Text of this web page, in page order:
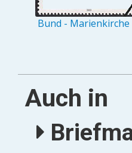
Bund - Marienkirche
Auch in